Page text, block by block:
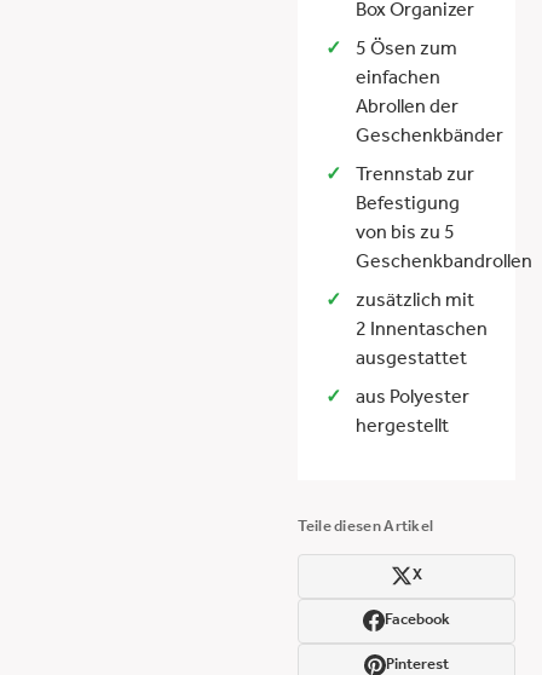
Box Organizer
5 Ösen zum
einfachen
Abrollen der
Geschenkbänder
Trennstab zur
Befestigung
von bis zu 5
Geschenkbandrollen
zusätzlich mit
2 Innentaschen
ausgestattet
aus Polyester
hergestellt
Teile diesen Artikel
X
Facebook
Pinterest